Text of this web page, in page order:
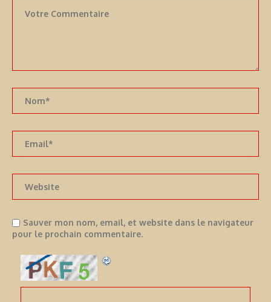
Sauver mon nom, email, et website dans le navigateur
pour le prochain commentaire.